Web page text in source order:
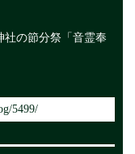
社の節分祭「音霊奉
5499/